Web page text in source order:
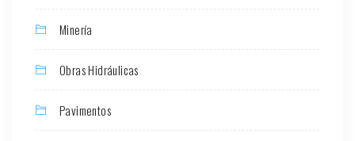
Minería
Obras Hidráulicas
Pavimentos